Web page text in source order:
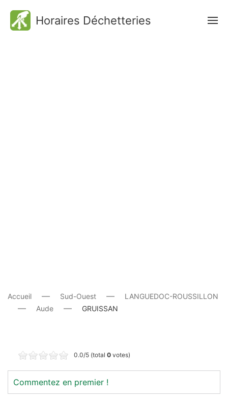
Horaires Déchetteries
Accueil Sud-Ouest
LANGUEDOC-ROUSSILLON
Aude
GRUISSAN
0.0/5 (total 0 votes)
Commentez en premier !